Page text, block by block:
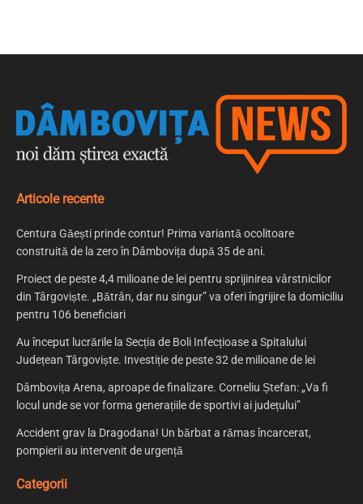
Articole recente
Centura Găești prinde contur! Prima variantă ocolitoare
construită de la zero în Dâmbovița după 35 de ani.
Proiect de peste 4,4 milioane de lei pentru sprijinirea vârstnicilor
din Târgoviște. „Bătrân, dar nu singur” va oferi îngrijire la domiciliu
pentru 106 beneficiari
Au început lucrările la Secția de Boli Infecțioase a Spitalului
Județean Târgoviște. Investiție de peste 32 de milioane de lei
Dâmbovița Arena, aproape de finalizare. Corneliu Ștefan: „Va fi
locul unde se vor forma generațiile de sportivi ai județului”
Accident grav la Dragodana! Un bărbat a rămas încarcerat,
pompierii au intervenit de urgență
Categorii